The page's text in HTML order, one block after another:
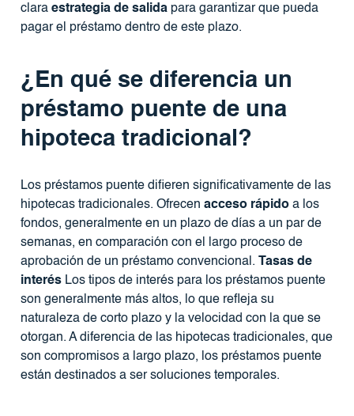
clara estrategia de salidapara garantizar que pueda
pagar el préstamo dentro de este plazo.
¿En qué se diferencia un
préstamo puente de una
hipoteca tradicional?
Los préstamos puente difieren significativamente de las
hipotecas tradicionales. Ofrecen acceso rápidoa los
fondos, generalmente en un plazo de días a un par de
semanas, en comparación con el largo proceso de
aprobación de un préstamo convencional.
Tasas de
interésLos tipos de interés para los préstamos puente
son generalmente más altos, lo que refleja su
naturaleza de corto plazo y la velocidad con la que se
otorgan. A diferencia de las hipotecas tradicionales, que
son compromisos a largo plazo, los préstamos puente
están destinados a ser soluciones temporales.